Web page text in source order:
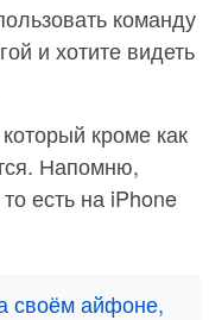
команду
и хотите видеть
кроме как
Напомню,
есть на iPhone
своём айфоне,